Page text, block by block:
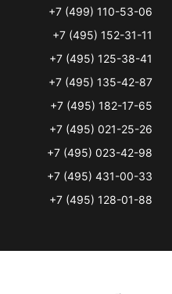
+7 (499) 110-53-06
+7 (495) 152-31-11
+7 (495) 125-38-41
+7 (495) 135-42-87
+7 (495) 182-17-65
+7 (495) 021-25-26
+7 (495) 023-42-98
+7 (495) 431-00-33
+7 (495) 128-01-88